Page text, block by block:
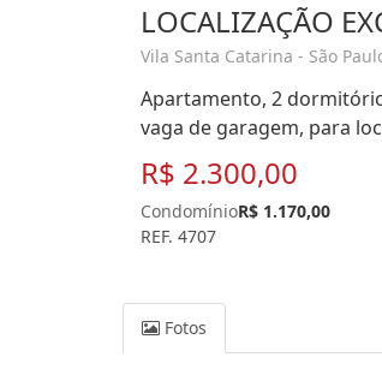
LOCALIZAÇÃO
Vila Santa Catarina - São
Apartamento, 2
vaga de garagem, para
R$ 2.300,00
CondomínioR$ 1.170,00
REF. 4707
Fotos